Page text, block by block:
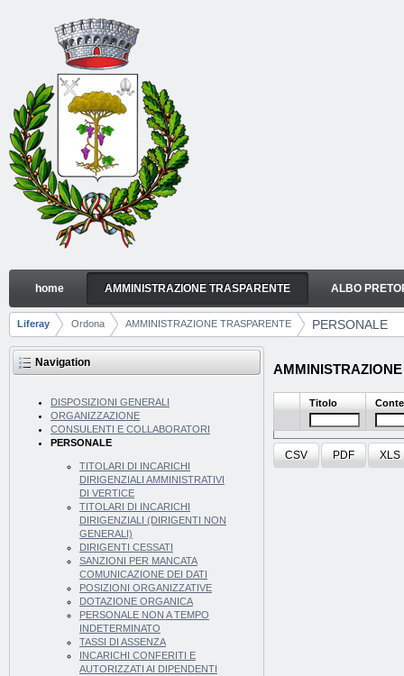
Skip to Content
PERSONALE
Navigation
home AMMINISTRAZIONE TRASPARENTE ALBO
Breadcrumbs
Liferay Ordona AMMINISTRAZIONE TRASPARENTE PERSONALE
Navigation
DISPOSIZIONI GENERALI
ORGANIZZAZIONE
CONSULENTI E COLLABORATORI
PERSONALE
TITOLARI DI INCARICHI
DIRIGENZIALI AMMINISTRATIVI
DI VERTICE
TITOLARI DI INCARICHI
DIRIGENZIALI (DIRIGENTI NON
GENERALI)
DIRIGENTI CESSATI
SANZIONI PER MANCATA
COMUNICAZIONE DEI DATI
POSIZIONI ORGANIZZATIVE
DOTAZIONE ORGANICA
PERSONALE NON A TEMPO
INDETERMINATO
TASSI DI ASSENZA
INCARICHI CONFERITI E
AUTORIZZATI AI DIPENDENTI
Titolo
CSV PDF XLS